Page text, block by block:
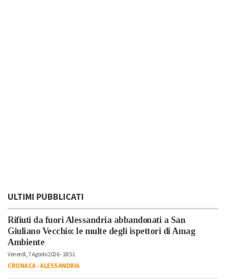
ULTIMI PUBBLICATI
Rifiuti da fuori Alessandria abbandonati a San
Giuliano Vecchio: le multe degli ispettori di Amag
Ambiente
Venerdì, 7 Agosto 2026 - 18:51
CRONACA-ALESSANDRIA